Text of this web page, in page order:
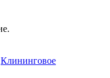
Клининговое